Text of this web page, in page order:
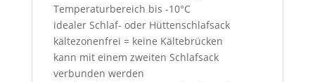
Temperaturbereich bis -10°C
idealer Schlaf- oder Hüttenschlafsack
kältezonenfrei = keine Kältebrücken
kann mit einem zweiten Schlafsack
verbunden werden